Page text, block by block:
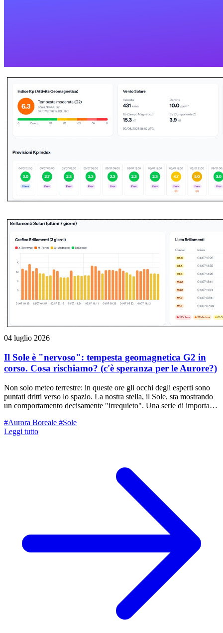
04 luglio 2026
Il Sole è "nervoso": tempesta geomagnetica G2 in
corso. Cosa rischiamo? (c'è speranza per le Aurore?)
Non solo meteo terrestre: in queste ore gli occhi degli esperti sono
puntati dritti verso lo spazio. La nostra stella, il Sole, sta mostrando
un comportamento decisamente "irrequieto". Una serie di importanti
letteralmente bombardando il nostro pianeta con un flusso di
particelle cariche, tanto da innescare una tempesta geomagnetica di
loro potenza è tale da scaricare effetti evidenti anche sulla Terra.
#Aurora Boreale #Sole
Leggi tutto